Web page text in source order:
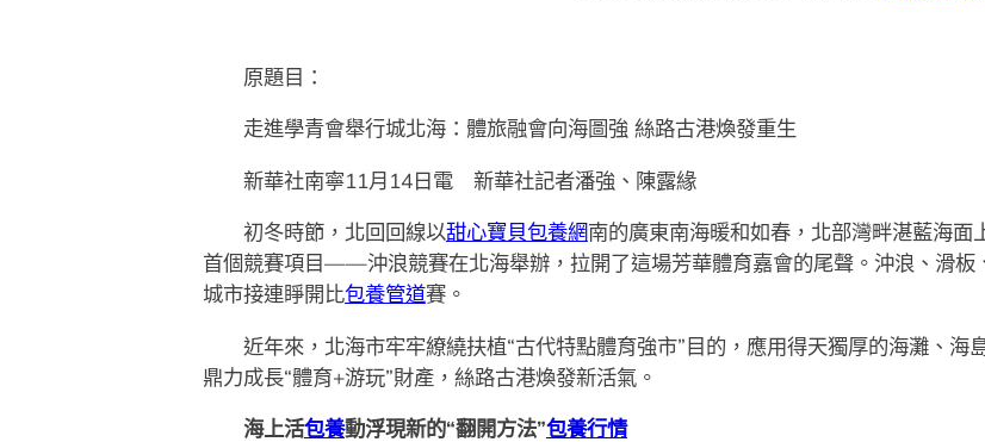
原題目：
走進學青會舉行城北海：體旅融會向海圖強 絲路古港煥發重生
新華社南寧11月14日電 新華社記者潘強、陳露緣
初冬時節，北回回線以甜心寶貝包養網南的廣東南海暖和如春，北部灣畔湛藍海面
首個競賽項目——沖浪競賽在北海舉辦，拉開了這場芳華體育嘉會的尾聲。沖浪、滑板
城市接連睜開比包養管道賽。
近年來，北海市牢牢繚繞扶植“古代特點體育強市”目的，應用得天獨厚的海灘、海
鼎力成長“體育+游玩”財產，絲路古港煥發新活氣。
海上活包養動浮現新的“翻開方法”包養行情